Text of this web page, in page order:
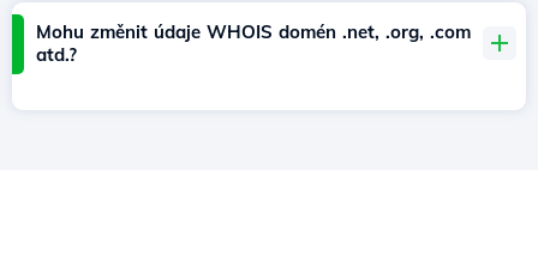
Mohu změnit údaje WHOIS domén .net, .org, .com
atd.?